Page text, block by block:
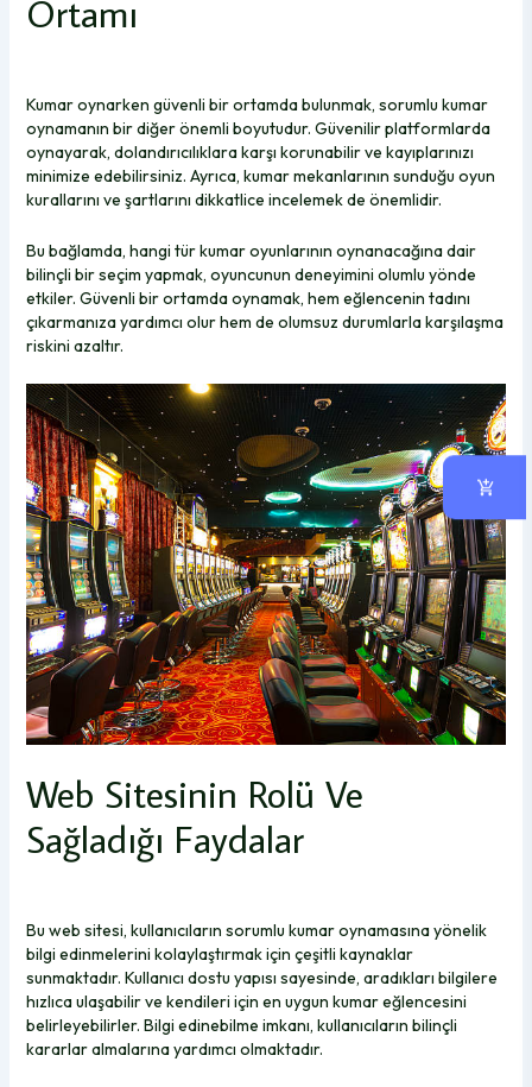
Ortamı
Kumar oynarken güvenli bir ortamda bulunmak, sorumlu kumar
oynamanın bir diğer önemli boyutudur. Güvenilir platformlarda
oynayarak, dolandırıcılıklara karşı korunabilir ve kayıplarınızı
minimize edebilirsiniz. Ayrıca, kumar mekanlarının sunduğu oyun
kurallarını ve şartlarını dikkatlice incelemek de önemlidir.
Bu bağlamda, hangi tür kumar oyunlarının oynanacağına dair
bilinçli bir seçim yapmak, oyuncunun deneyimini olumlu yönde
etkiler. Güvenli bir ortamda oynamak, hem eğlencenin tadını
çıkarmanıza yardımcı olur hem de olumsuz durumlarla karşılaşma
riskini azaltır.
Web Sitesinin Rolü Ve
Sağladığı Faydalar
Bu web sitesi, kullanıcıların sorumlu kumar oynamasına yönelik
bilgi edinmelerini kolaylaştırmak için çeşitli kaynaklar
sunmaktadır. Kullanıcı dostu yapısı sayesinde, aradıkları bilgilere
hızlıca ulaşabilir ve kendileri için en uygun kumar eğlencesini
belirleyebilirler. Bilgi edinebilme imkanı, kullanıcıların bilinçli
kararlar almalarına yardımcı olmaktadır.